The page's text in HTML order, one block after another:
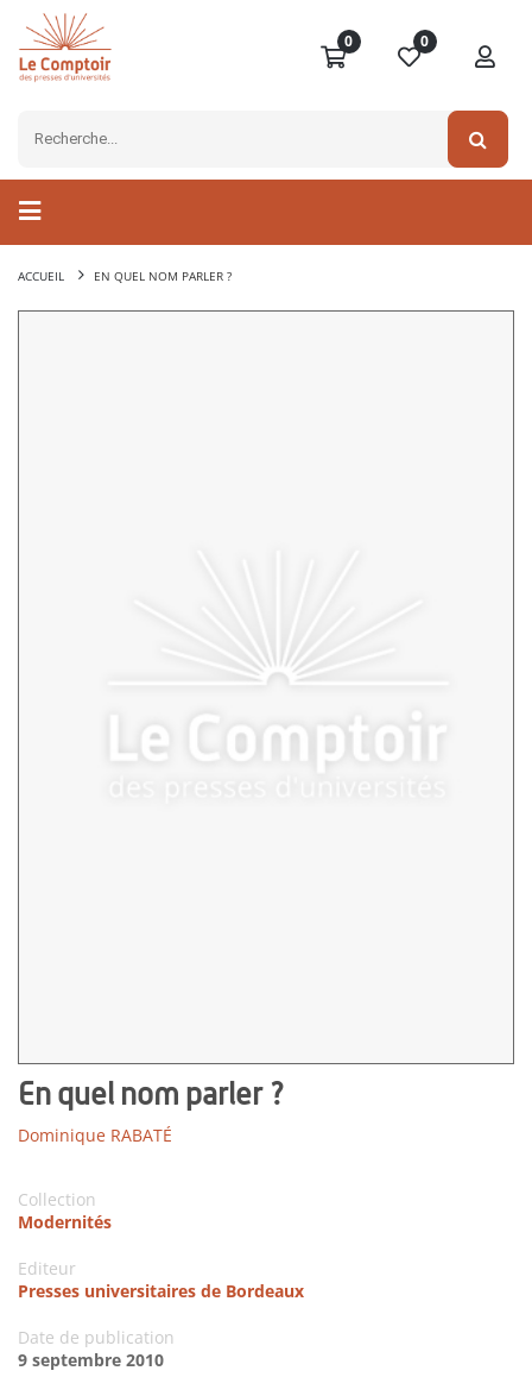
0 0
ACCUEIL EN QUEL NOM PARLER ?
En quel nom parler ?
Dominique RABATÉ
Collection
Modernités
Editeur
Presses universitaires de Bordeaux
Date de publication
9 septembre 2010